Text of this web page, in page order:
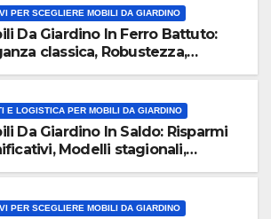
PER SCEGLIERE MOBILI DA GIARDINO
Da Giardino In Ferro Battuto:
classica, Robustezza,
E LOGISTICA PER MOBILI DA GIARDINO
Da Giardino In Saldo: Risparmi
Modelli stagionali,
PER SCEGLIERE MOBILI DA GIARDINO